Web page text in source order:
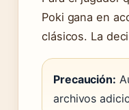
Poki gana en
clásicos. La
Precaución:
archivos